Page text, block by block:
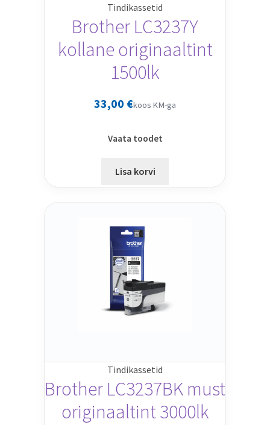
Tindikassetid
Brother LC3237Y
kollane originaaltint
1500lk
33,00 €koos KM-ga
Vaata toodet
Lisa korvi
Tindikassetid
Brother LC3237BK must
originaaltint 3000lk